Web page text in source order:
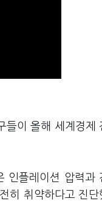
들이 올해 세계경제
인플레이션 압력과
히 취약하다고 진단